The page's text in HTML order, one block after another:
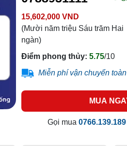
15,602,000 VND
(Mười năm triệu Sáu trăm Hai
ngàn)
Điểm phong thủy: 5.75/10
Miễn phí vận chuyển
MUA
Gọi mua 0766.139.189